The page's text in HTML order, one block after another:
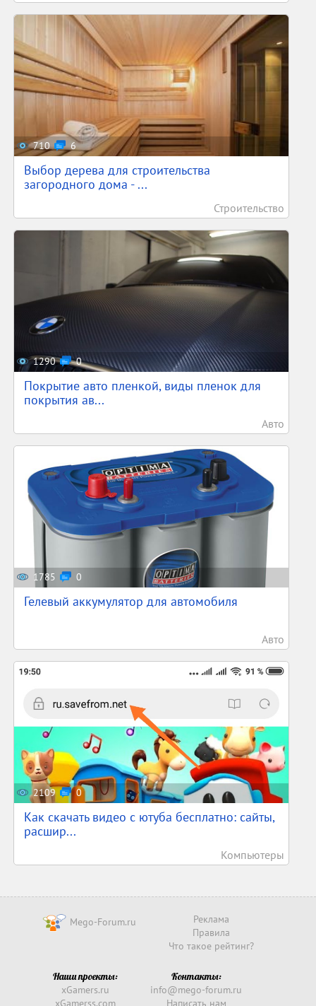
710 6
Выбор дерева для строительства
загородного дома - ...
Строительство
1290 0
Покрытие авто пленкой, виды пленок для
покрытия ав...
Авто
1785 0
Гелевый аккумулятор для автомобиля
Авто
2109 0
Как скачать видео с ютуба бесплатно: сайты,
расшир...
Компьютеры
Mego-Forum.ru
Реклама
Правила
Что такое рейтинг?
Наши проекты:
xGamers.ru
xGamerss.com
Контакты:
info@mego-forum.ru
Написать нам